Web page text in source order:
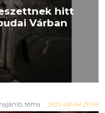
hitt
Várban
téma 2021-09-04 20:00